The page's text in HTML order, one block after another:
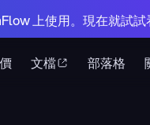
文檔 部落格
上使用。現在就試試